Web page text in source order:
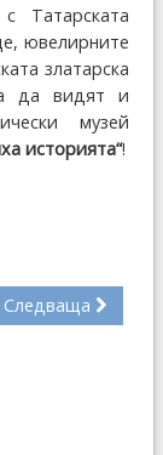
Татарската
ювелирните
златарска
да видят и
музей
историята“!
Следваща